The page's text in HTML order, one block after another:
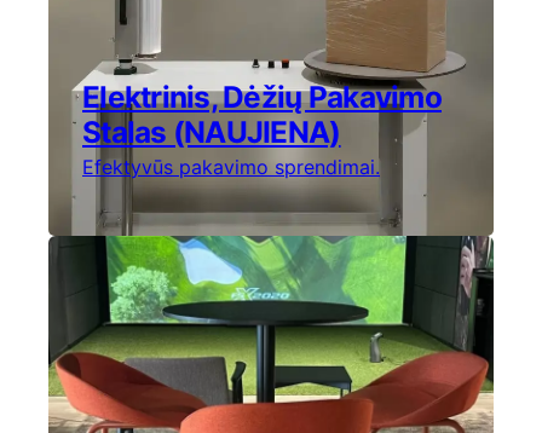
Elektrinis, Dėžių Pakavimo
Stalas (NAUJIENA)
Efektyvūs pakavimo sprendimai.